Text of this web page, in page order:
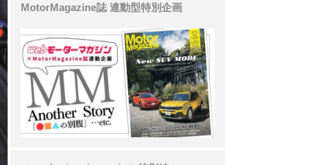
MotorMagazine誌 連動型特別企画